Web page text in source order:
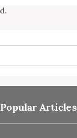
Popular Articles